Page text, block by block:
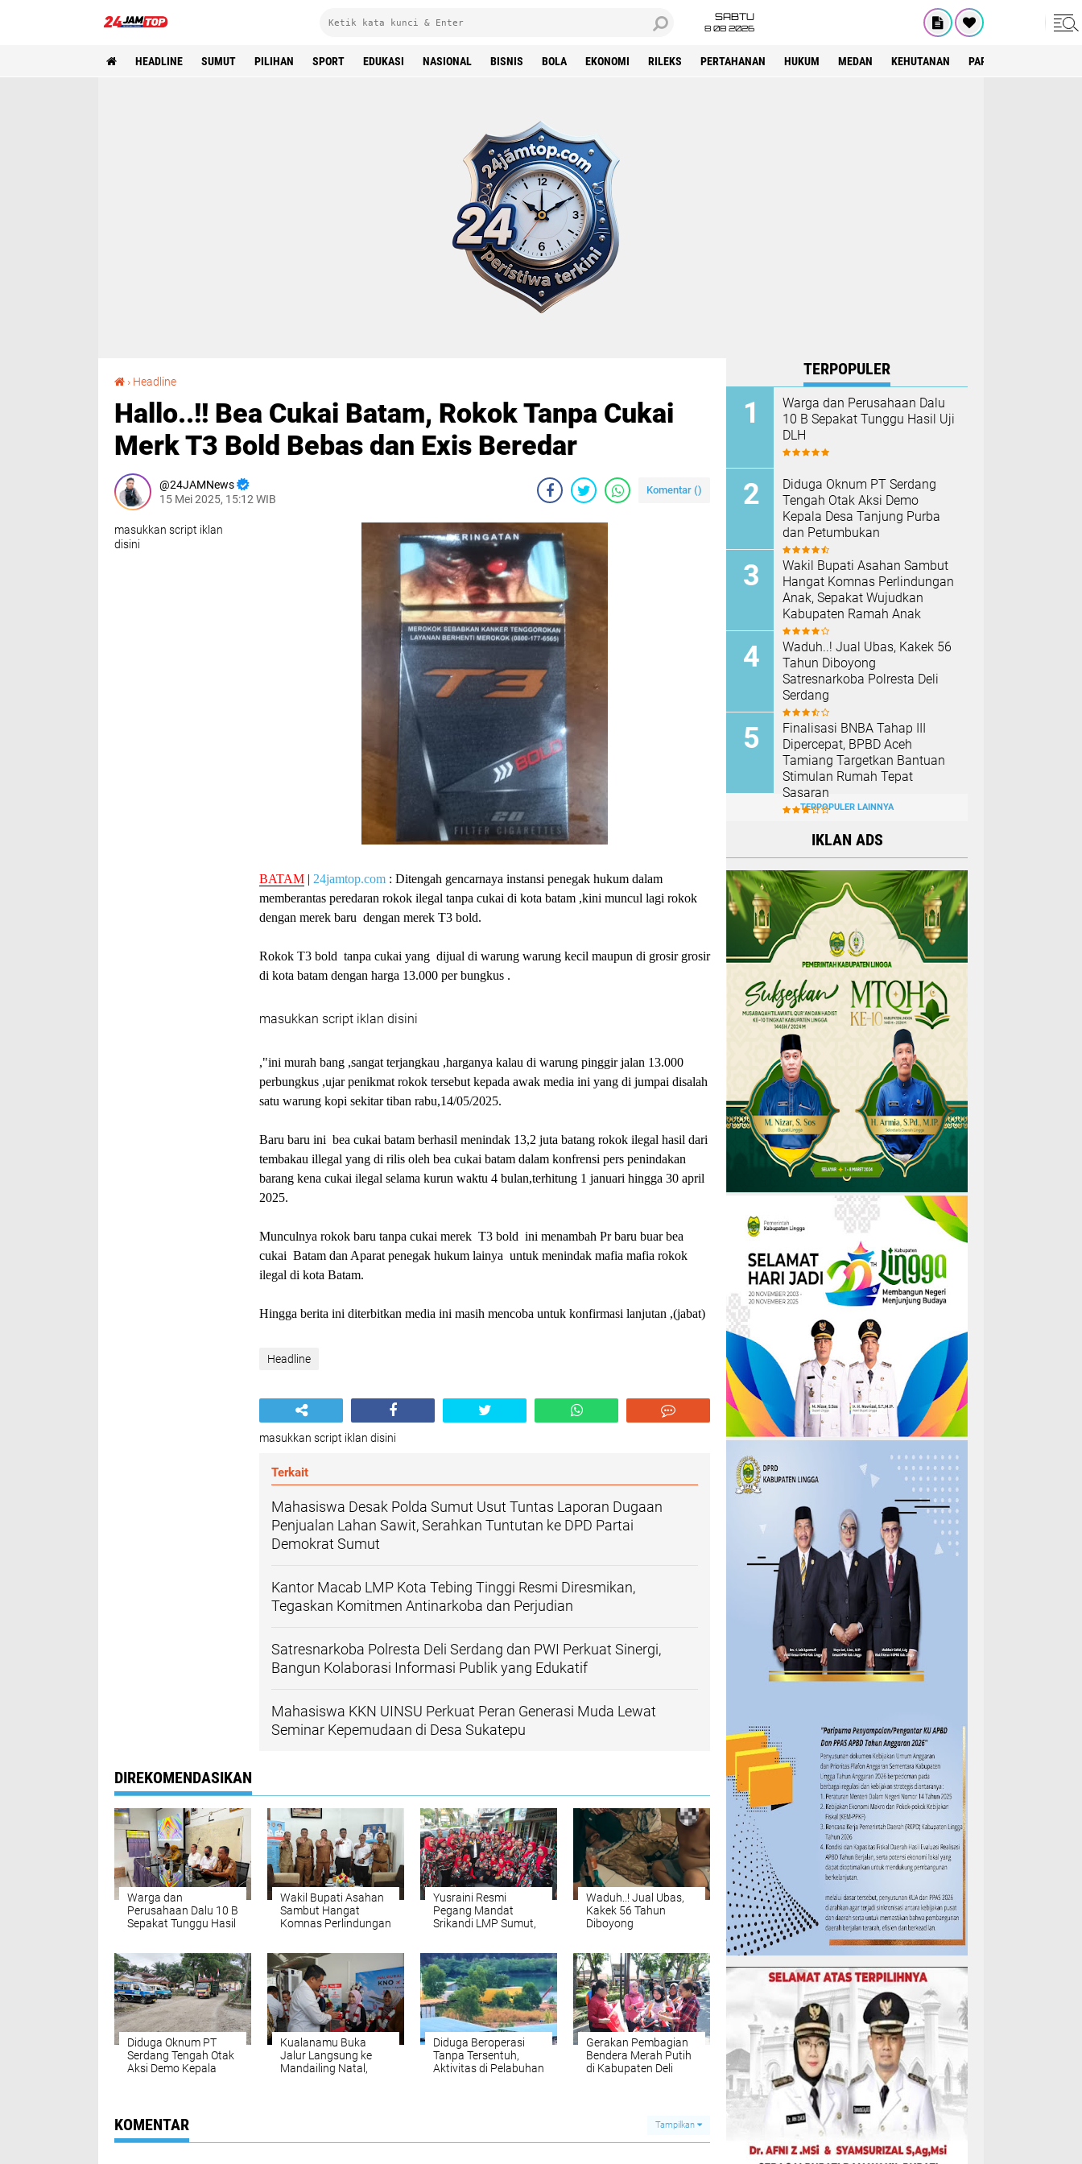
SABTU
8 08 2026
HEADLINE SUMUT PILIHAN SPORT EDUKASI NASIONAL BISNIS BOLA EKONOMI RILEKS PERTAHANAN HUKUM MEDAN KEHUTANAN PARIWISATA
› Headline
Hallo..!! Bea Cukai Batam, Rokok Tanpa Cukai
Merk T3 Bold Bebas dan Exis Beredar
24JAMNews
15 Mei 2025, 15:12 WIB
Komentar ()
masukkan script iklan
disini
BATAM | 24jamtop.com : Ditengah gencarnaya instansi penegak hukum dalam
memberantas peredaran rokok ilegal tanpa cukai di kota batam ,kini muncul lagi rokok
dengan merek baru dengan merek T3 bold.
Rokok T3 bold tanpa cukai yang dijual di warung warung kecil maupun di grosir grosir
di kota batam dengan harga 13.000 per bungkus .
masukkan script iklan disini
,"ini murah bang ,sangat terjangkau ,harganya kalau di warung pinggir jalan 13.000
perbungkus ,ujar penikmat rokok tersebut kepada awak media ini yang di jumpai disalah
satu warung kopi sekitar tiban rabu,14/05/2025.
Baru baru ini bea cukai batam berhasil menindak 13,2 juta batang rokok ilegal hasil dari
tembakau illegal yang di rilis oleh bea cukai batam dalam konfrensi pers penindakan
barang kena cukai ilegal selama kurun waktu 4 bulan,terhitung 1 januari hingga 30 april
2025.
Munculnya rokok baru tanpa cukai merek T3 bold ini menambah Pr baru buar bea
cukai Batam dan Aparat penegak hukum lainya untuk menindak mafia mafia rokok
ilegal di kota Batam.
Hingga berita ini diterbitkan media ini masih mencoba untuk konfirmasi lanjutan ,(jabat)
Headline
masukkan script iklan disini
Terkait
Mahasiswa Desak Polda Sumut Usut Tuntas Laporan Dugaan
Penjualan Lahan Sawit, Serahkan Tuntutan ke DPD Partai
Demokrat Sumut
Kantor Macab LMP Kota Tebing Tinggi Resmi Diresmikan,
Tegaskan Komitmen Antinarkoba dan Perjudian
Satresnarkoba Polresta Deli Serdang dan PWI Perkuat Sinergi,
Bangun Kolaborasi Informasi Publik yang Edukatif
Mahasiswa KKN UINSU Perkuat Peran Generasi Muda Lewat
Seminar Kepemudaan di Desa Sukatepu
DIREKOMENDASIKAN
Warga dan
Perusahaan Dalu 10 B
Sepakat Tunggu Hasil
Wakil Bupati Asahan
Sambut Hangat
Komnas Perlindungan
Ramah Anak
Yusraini Resmi
Pegang Mandat
Srikandi LMP Sumut,
Semua
Waduh..! Jual Ubas,
Kakek 56 Tahun
Diboyong
Diduga Oknum PT
Serdang Tengah Otak
Aksi Demo Kepala
Kualanamu Buka
Jalur Langsung ke
Mandailing Natal,
Diduga Beroperasi
Tanpa Tersentuh,
Aktivitas di Pelabuhan
Gerakan Pembagian
Bendera Merah Putih
di Kabupaten Deli
KOMENTAR Tampilkan
TERPOPULER
Warga dan Perusahaan Dalu
10 B Sepakat Tunggu Hasil Uji
DLH
Diduga Oknum PT Serdang
Tengah Otak Aksi Demo
Kepala Desa Tanjung Purba
dan Petumbukan
Wakil Bupati Asahan Sambut
Hangat Komnas Perlindungan
Anak, Sepakat Wujudkan
Kabupaten Ramah Anak
Waduh..! Jual Ubas, Kakek 56
Tahun Diboyong
Satresnarkoba Polresta Deli
Serdang
Finalisasi BNBA Tahap III
Dipercepat, BPBD Aceh
Tamiang Targetkan Bantuan
Stimulan Rumah Tepat
Sasaran
TERPOPULER LAINNYA
IKLAN ADS